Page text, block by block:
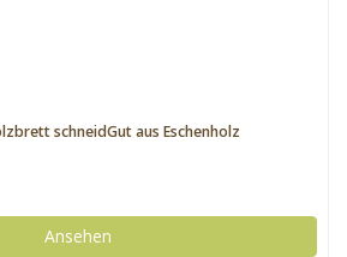
schneidGut aus Eschenholz
Ansehen